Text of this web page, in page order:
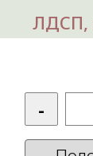
ЛДСП,